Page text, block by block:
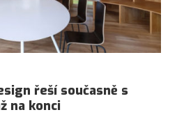
řeší současně s
na konci